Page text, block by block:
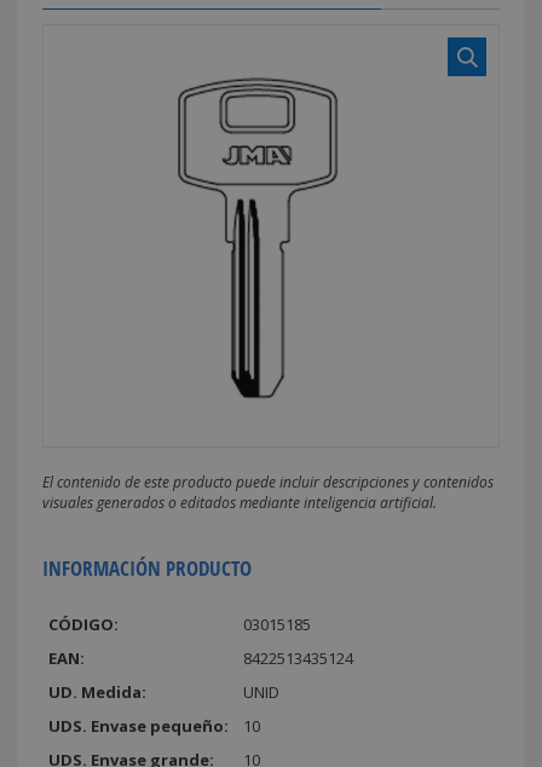
El contenido de este producto puede incluir descripciones y contenidos
visuales generados o editados mediante inteligencia artificial.
INFORMACIÓN PRODUCTO
CÓDIGO:
03015185
EAN:
8422513435124
UD. Medida:
UNID
UDS. Envase pequeño:
10
UDS. Envase grande:
10